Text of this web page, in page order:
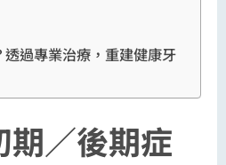
過專業治療，重建健康牙
期／後期症